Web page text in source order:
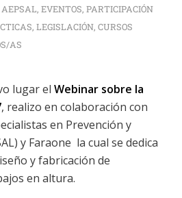
AEPSAL, EVENTOS, PARTICIPACIÓN
, LEGISLACIÓN, CURSOS
AS
lugar el Webinar sobre la
, realizo en colaboración con
en Prevención y
y Faraone la cual se dedica
y fabricación de
en altura.